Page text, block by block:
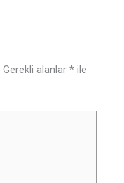
Gerekli alanlar* ile